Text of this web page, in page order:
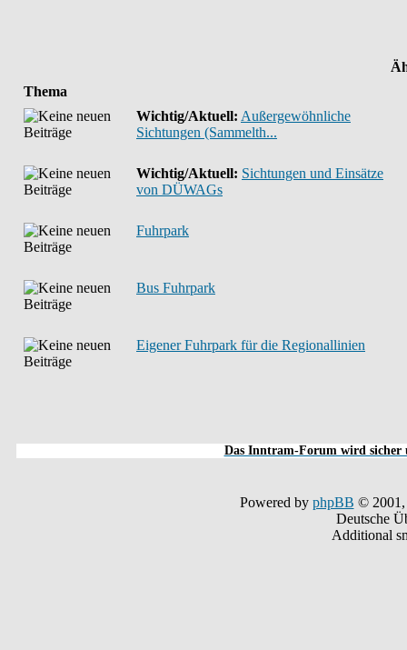
Thema
Wichtig/Aktuell: Außergewöhnliche
Sichtungen (Sammelth...
Wichtig/Aktuell: Sichtungen und Einsätze
von DÜWAGs
Fuhrpark
Bus Fuhrpark
Eigener Fuhrpark für die Regionallinien
Das Inntram-Forum wird sicher
Powered by phpBB © 2001,
Deutsche
Additional